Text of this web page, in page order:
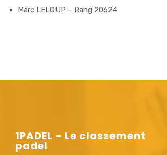
Marc LELOUP – Rang 20624
1PADEL - Le classement
padel